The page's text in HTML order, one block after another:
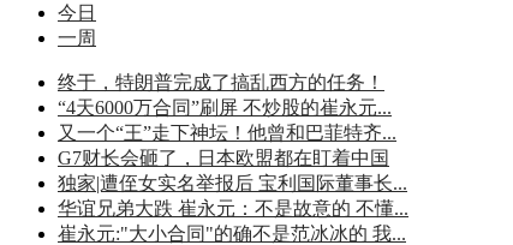
今日
一周
终于，特朗普完成了搞乱西方的任务！
“4天6000万合同”刷屏 不炒股的崔永元...
又一个“王”走下神坛！他曾和巴菲特齐...
G7财长会砸了，日本欧盟都在盯着中国
独家|遭侄女实名举报后 宝利国际董事长...
华谊兄弟大跌 崔永元：不是故意的 不懂...
崔永元:"大小合同"的确不是范冰冰的 我...